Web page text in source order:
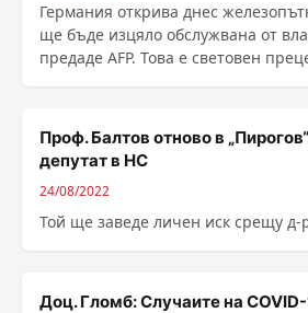
Германия открива днес
ще бъде изцяло обслужвана от
предаде АFP. Това е световен
Проф. Балтов отново в
депутат в НС
24/08/2022
Той ще заведе личен иск срещу д-
Доц. Гломб: Случаите на